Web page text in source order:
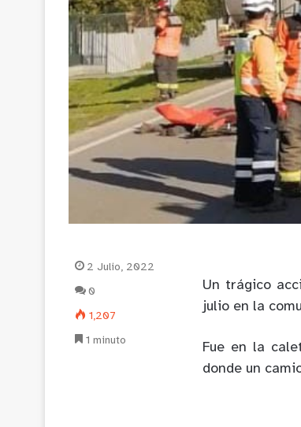
Un trágico
julio en la
Fue en la
donde un
2 Julio, 2022
0
1,207
1 minuto